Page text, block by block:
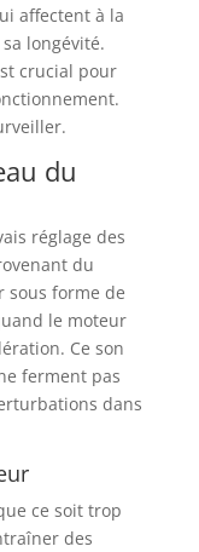
affectent à la
longévité.
crucial pour
du
réglage des
du
sous forme de
le moteur
Ce son
ferment pas
dans
ce soit trop
des